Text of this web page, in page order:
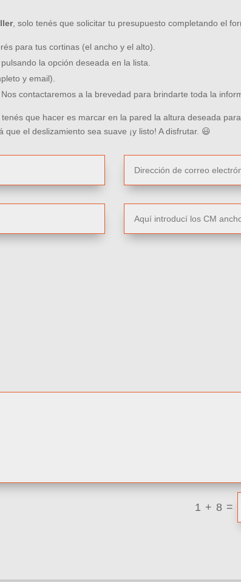
, solo tenés que solicitar tu presupuesto completando el
para tus cortinas (el ancho y el alto).
la opción deseada en la lista.
y email).
contactaremos a la brevedad para brindarte toda la
que hacer es marcar en la pared la altura deseada
que el deslizamiento sea suave ¡y listo! A disfrutar. 😃
1 + 8 =